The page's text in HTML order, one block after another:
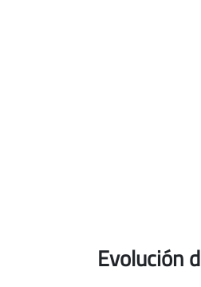
Evolución